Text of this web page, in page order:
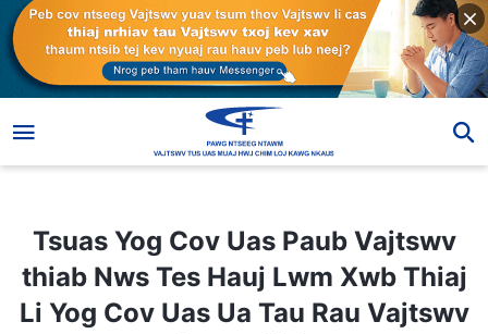
Tsuas Yog Cov Uas Paub Vajtswv
thiab Nws Tes Hauj Lwm Xwb Thiaj
Li Yog Cov Uas Ua Tau Rau Vajtswv